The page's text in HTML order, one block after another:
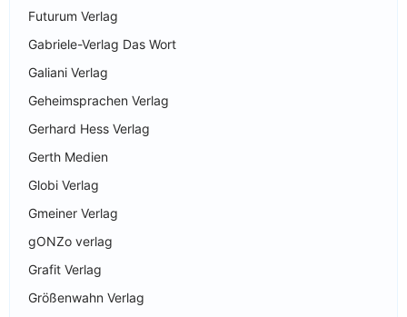
Futurum Verlag
Gabriele-Verlag Das Wort
Galiani Verlag
Geheimsprachen Verlag
Gerhard Hess Verlag
Gerth Medien
Globi Verlag
Gmeiner Verlag
gONZo verlag
Grafit Verlag
Größenwahn Verlag